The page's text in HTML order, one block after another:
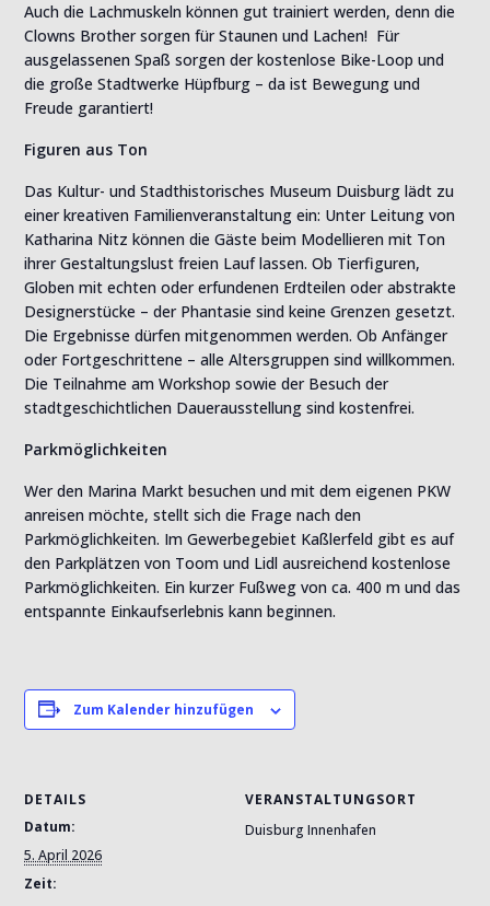
Auch die Lachmuskeln können gut trainiert werden, denn die
Clowns Brother sorgen für Staunen und Lachen! Für
ausgelassenen Spaß sorgen der kostenlose Bike-Loop und
die große Stadtwerke Hüpfburg – da ist Bewegung und
Freude garantiert!
Figuren aus Ton
Das Kultur- und Stadthistorisches Museum Duisburg lädt zu
einer kreativen Familienveranstaltung ein: Unter Leitung von
Katharina Nitz können die Gäste beim Modellieren mit Ton
ihrer Gestaltungslust freien Lauf lassen. Ob Tierfiguren,
Globen mit echten oder erfundenen Erdteilen oder abstrakte
Designerstücke – der Phantasie sind keine Grenzen gesetzt.
Die Ergebnisse dürfen mitgenommen werden. Ob Anfänger
oder Fortgeschrittene – alle Altersgruppen sind willkommen.
Die Teilnahme am Workshop sowie der Besuch der
stadtgeschichtlichen Dauerausstellung sind kostenfrei.
Parkmöglichkeiten
Wer den Marina Markt besuchen und mit dem eigenen PKW
anreisen möchte, stellt sich die Frage nach den
Parkmöglichkeiten. Im Gewerbegebiet Kaßlerfeld gibt es auf
den Parkplätzen von Toom und Lidl ausreichend kostenlose
Parkmöglichkeiten. Ein kurzer Fußweg von ca. 400 m und das
entspannte Einkaufserlebnis kann beginnen.
Zum Kalender hinzufügen
DETAILS
Datum:
5. April 2026
Zeit:
VERANSTALTUNGSORT
Duisburg Innenhafen